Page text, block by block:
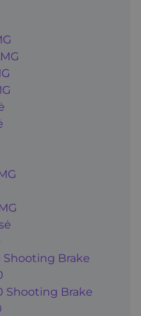
Shooting Brake
Shooting Brake